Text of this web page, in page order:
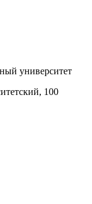
университет
100